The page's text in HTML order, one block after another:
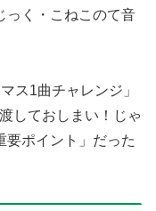
っく・こねこのて音
ス1曲チャレンジ」
しておしまい！じゃ
要ポイント」だった